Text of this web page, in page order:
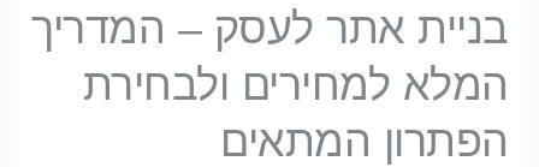
בניית אתר לעסק – המדריך
המלא למחירים ולבחירת
הפתרון המתאים